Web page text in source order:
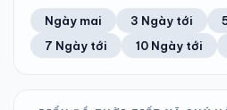
18°C
7.81 mm
Tổng cả ngày
13
Chỉ số UV
Trung bình ngày
TIA UV
Ngày mai 3 Ngày tới
7 Ngày tới
10 Ngày tới